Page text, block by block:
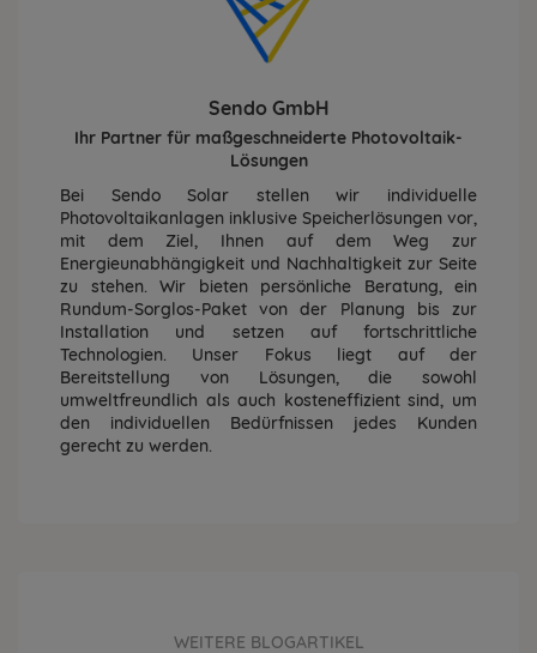
Sendo GmbH
Ihr Partner für maßgeschneiderte Photovoltaik-
Lösungen
Bei Sendo Solar stellen wir individuelle
Photovoltaikanlagen inklusive Speicherlösungen vor,
mit dem Ziel, Ihnen auf dem Weg zur
Energieunabhängigkeit und Nachhaltigkeit zur Seite
zu stehen. Wir bieten persönliche Beratung, ein
Rundum-Sorglos-Paket von der Planung bis zur
Installation und setzen auf fortschrittliche
Technologien. Unser Fokus liegt auf der
Bereitstellung von Lösungen, die sowohl
umweltfreundlich als auch kosteneffizient sind, um
den individuellen Bedürfnissen jedes Kunden
gerecht zu werden.
WEITERE BLOGARTIKEL